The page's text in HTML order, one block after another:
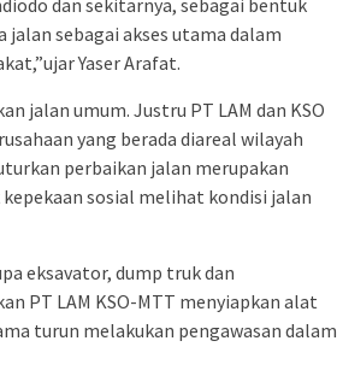
sebagai akses utama dalam
Yaser Arafat.
jalan umum. Justru PT LAM dan KSO
yang berada diareal wilayah
perbaikan jalan merupakan
sosial melihat kondisi jalan
eksavator, dump truk dan
PT LAM KSO-MTT menyiapkan alat
turun melakukan pengawasan dalam